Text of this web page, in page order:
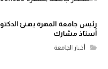
رئيس جامعة المهرة يهنئ
أستاذ مشارك
أخبار الجامعة